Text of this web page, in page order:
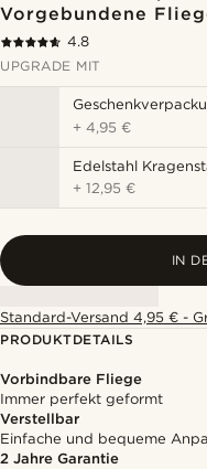
Vorgebundene
4.8
UPGRADE MIT
+4,95 €
Edelstahl
+12,95 €
IN
Standard-Versand 4,95 € -
PRODUKTDETAILS
Vorbindbare Fliege
Immer perfekt geformt
Verstellbar
Einfache und bequeme
2 Jahre Garantie